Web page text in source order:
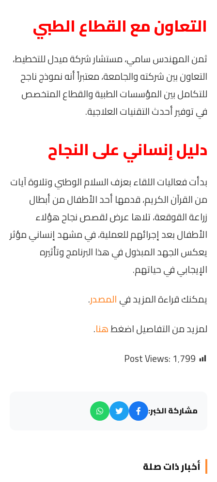
التعاون مع القطاع الطبي
ثمن المهندس سامي، مستشار شركة ميدل للتخطيط،
التعاون بين شركته والجامعة، معتبراً أنه نموذج ناجح
للتكامل بين المؤسسات الطبية والقطاع المتخصص
في توفير أحدث التقنيات العلاجية.
دليل إنساني على النجاح
بدأت فعاليات اللقاء بعزف السلام الوطني وتلاوة آيات
من القرآن الكريم، قدمها أحد الأطفال من أبطال
زراعة القوقعة، تلاها عرض لقصص نجاح هؤلاء
الأطفال بعد إجرائهم للعملية، في مشهد إنساني مؤثر
يعكس الجهد المبذول في هذا البرنامج وتأثيره
الإيجابي في حياتهم.
يمكنك قراءة المزيد فيالمصدر.
لمزيد من التفاصيل اضغطهنا.
Post Views:1٬799
مشاركة الخبر:
أخبار ذات صلة